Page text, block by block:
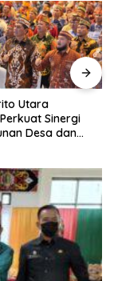
Utara
Sinergi
Desa dan